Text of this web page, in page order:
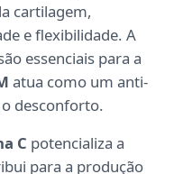
cartilagem,
e flexibilidade. A
essenciais para a
atua como um anti-
desconforto.
C potencializa a
para a produção